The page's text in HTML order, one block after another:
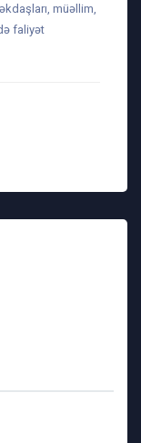
müəllim,
faliyət